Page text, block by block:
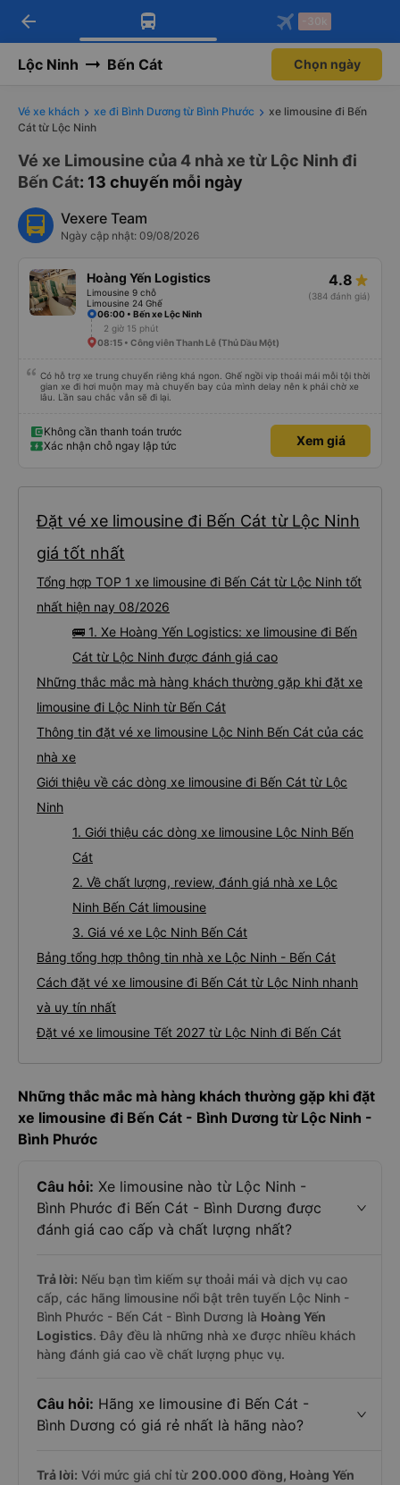
Tải app Vexere ngay!
Nhận ưu đãi thành viên độc
Mở app
Tải app Vexere
-30k/ghế khi đặt vé máy bay qua
Mở app
arrow_back -30k
Lộc Ninh Bến Cát Chọn ngày
Vé xe khách xe đi Bình Dương từ Bình Phước
xe limousine đi Bến
Cát từ Lộc Ninh
Vé xe Limousine của 4 nhà xe từ Lộc Ninh đi
Bến Cát: 13 chuyến mỗi ngày
Vexere Team
Ngày cập nhật: 09/08/2026
Hoàng Yến Logistics
Limousine 9 chỗ
Limousine 24 Ghế
4.8
(384 đánh giá)
06:00 • Bến xe Lộc Ninh
2 giờ 15 phút
08:15 • Công viên Thanh Lễ (Thủ Dầu Một)
Có hỗ trợ xe trung chuyển riêng khá ngon. Ghế ngồi vip thoải mái mỗi tội thời
gian xe đi hơi muộn may mà chuyến bay của mình delay nên k phải chờ xe
lâu. Lần sau chắc vẫn sẽ đi lại.
Không cần thanh toán trước
Xác nhận chỗ ngay lập tức
Xem giá
Đặt vé xe limousine đi Bến Cát từ Lộc Ninh
giá tốt nhất
Tổng hợp TOP 1 xe limousine đi Bến Cát từ Lộc Ninh tốt
nhất hiện nay 08/2026
🚌 1. Xe Hoàng Yến Logistics: xe limousine đi Bến
Cát từ Lộc Ninh được đánh giá cao
Những thắc mắc mà hàng khách thường gặp khi đặt xe
limousine đi Lộc Ninh từ Bến Cát
Thông tin đặt vé xe limousine Lộc Ninh Bến Cát của các
nhà xe
Giới thiệu về các dòng xe limousine đi Bến Cát từ Lộc
Ninh
1. Giới thiệu các dòng xe limousine Lộc Ninh Bến
Cát
2. Về chất lượng, review, đánh giá nhà xe Lộc
Ninh Bến Cát limousine
3. Giá vé xe Lộc Ninh Bến Cát
Bảng tổng hợp thông tin nhà xe Lộc Ninh - Bến Cát
Cách đặt vé xe limousine đi Bến Cát từ Lộc Ninh nhanh
và uy tín nhất
Đặt vé xe limousine Tết 2027 từ Lộc Ninh đi Bến Cát
Những thắc mắc mà hàng khách thường gặp khi đặt
xe limousine đi Bến Cát - Bình Dương từ Lộc Ninh -
Bình Phước
Câu hỏi: Xe limousine nào từ Lộc Ninh -
Bình Phước đi Bến Cát - Bình Dương được
đánh giá cao cấp và chất lượng nhất?
Trả lời: Nếu bạn tìm kiếm sự thoải mái và dịch vụ cao
cấp, các hãng limousine nổi bật trên tuyến Lộc Ninh -
Bình Phước - Bến Cát - Bình Dương là Hoàng Yến
Logistics. Đây đều là những nhà xe được nhiều khách
hàng đánh giá cao về chất lượng phục vụ.
Câu hỏi: Hãng xe limousine đi Bến Cát -
Bình Dương có giá rẻ nhất là hãng nào?
Trả lời: Với mức giá chỉ từ 200.000 đồng, Hoàng Yến